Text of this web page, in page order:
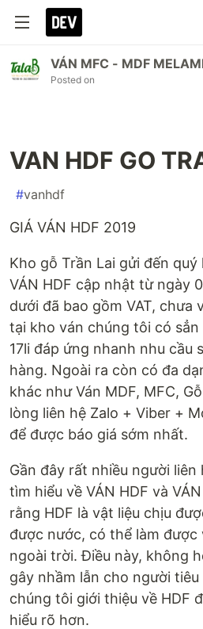
VÁN MFC - MDF
Posted on
VAN HDF GO
#vanhdf
GIÁ VÁN HDF 2019
Kho gỗ Trần Lai gửi đến
VÁN HDF cập nhật từ ngày
dưới đã bao gồm VAT, chưa
tại kho ván chúng tôi có
17li đáp ứng nhanh nhu cầu
hàng. Ngoài ra còn có đa
khác như Ván MDF, MFC,
lòng liên hệ Zalo + Viber +
để được báo giá sớm nhất.
Gần đây rất nhiều người
tìm hiểu về VÁN HDF và
rằng HDF là vật liệu chịu
được nước, có thể làm được
ngoài trời. Điều này, không
gây nhầm lẫn cho người
chúng tôi giới thiệu về HDF
hiểu rõ hơn.